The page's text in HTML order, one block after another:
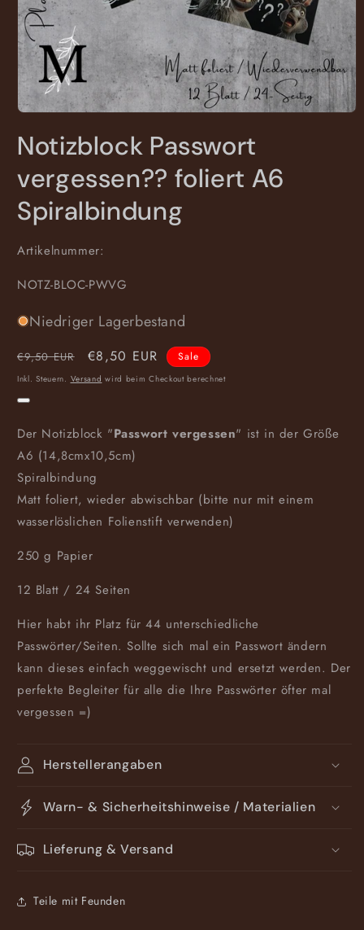
in
Modal
Notizblock Passwort
vergessen?? foliert A6
Spiralbindung
Artikelnummer:
SKU:
NOTZ-BLOC-PWVG
Niedriger Lagerbestand
Normaler
Preis
€9,50 EUR Verkaufspreis
€8,50 EUR Sale
Inkl. Steuern. Versand wird beim Checkout berechnet
Der Notizblock "Passwort vergessen" ist in der Größe
A6 (14,8cmx10,5cm)
Spiralbindung
Matt foliert, wieder abwischbar (bitte nur mit einem
wasserlöslichen Folienstift verwenden)
250 g Papier
12 Blatt / 24 Seiten
Hier habt ihr Platz für 44 unterschiedliche
Passwörter/Seiten. Sollte sich mal ein Passwort ändern
kann dieses einfach weggewischt und ersetzt werden. Der
perfekte Begleiter für alle die Ihre Passwörter öfter mal
vergessen =)
Herstellerangaben
Warn- & Sicherheitshinweise / Materialien
Lieferung & Versand
Teile mit Feunden